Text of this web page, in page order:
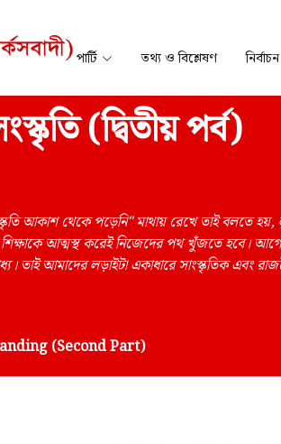
পার্টি তথ্য ও বিশ্লেষণ নির্বাচন
(দ্বিতীয় পর্ব)
আকাশ থেকে পড়েনি" মাথায় রেখে তাই বলতে
আত্মস্থ করেই নিজেদের পথ খুঁজতে হবে।
তাই আমাদের লড়াইটা একাধারে সাংস্কৃতিক এবং
(Second Part)